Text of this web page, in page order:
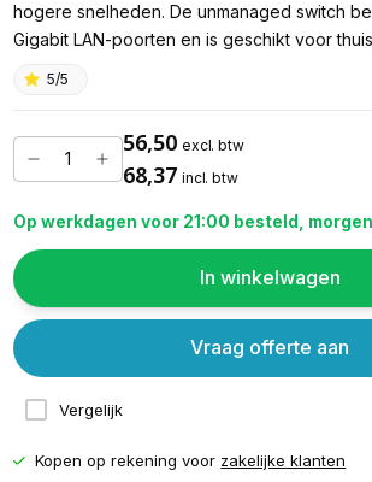
hogere snelheden. De unmanaged switch
Gigabit LAN-poorten en is geschikt voor
5/5
56,50 excl. btw
68,37 incl. btw
Op werkdagen voor 21:00 besteld,
In winkelwagen
Vergelijk
Vraag offerte aan
Kopen op rekening voor zakelijke klanten